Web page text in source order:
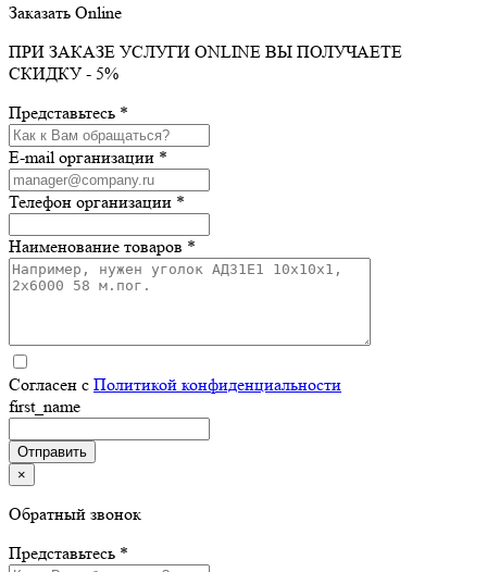
Заказать Online
ПРИ ЗАКАЗЕ УСЛУГИ ONLINE ВЫ ПОЛУЧАЕТЕ
СКИДКУ - 5%
Представьтесь *
E-mail организации *
Телефон организации *
Наименование товаров *
Согласен с Политикой конфиденциальности
first_name
×
Обратный звонок
Представьтесь *